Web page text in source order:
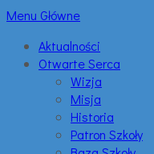
Menu Główne
Aktualności
Otwarte Serca
Wizja
Misja
Historia
Patron Szkoły